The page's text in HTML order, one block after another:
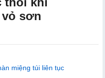
vỏ sơn
miệng túi liên tục